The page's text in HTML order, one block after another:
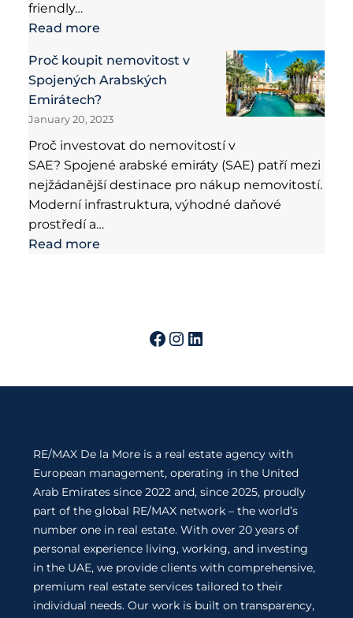
friendly…
Read more
Proč koupit nemovitost v
Spojených Arabských
Emirátech?
January 20, 2023
Proč investovat do nemovitostí v
SAE? Spojené arabské emiráty (SAE) patří mezi
nejžádanější destinace pro nákup nemovitostí.
Moderní infrastruktura, výhodné daňové
prostředí a…
Read more
RE/MAX De la More is a real estate agency with
European management, operating in the United
Arab Emirates since 2022 and, since 2025, proudly
part of the global RE/MAX network – the world’s
number one in real estate. With over 20 years of
personal experience living, working, and investing
in the UAE, we provide clients with comprehensive,
premium real estate services tailored to their
individual needs. Our work is built on transparency,